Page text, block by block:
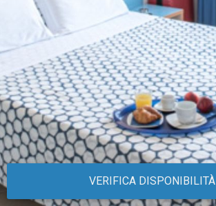
VERIFICA DISPONIBILITÀ